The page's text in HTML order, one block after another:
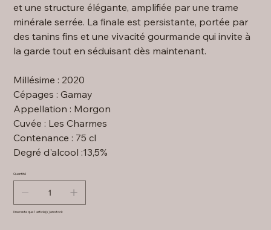
et une structure élégante, amplifiée par une trame
minérale serrée. La finale est persistante, portée par
des tanins fins et une vivacité gourmande qui invite à
la garde tout en séduisant dès maintenant.
Millésime : 2020
Cépages : Gamay
Appellation : Morgon
Cuvée : Les Charmes
Contenance : 75 cl
Degré d'alcool :13,5%
Quantité
Il ne reste que 1 article(s) en stock